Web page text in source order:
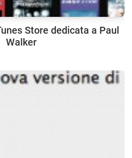
Store dedicata a Paul
Walker